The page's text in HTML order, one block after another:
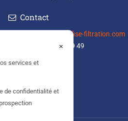
Contact
contact.internet@sofise-filtration.com
Tél : +33 (0)4 72 71 09 49
×
services et
de confidentialité et